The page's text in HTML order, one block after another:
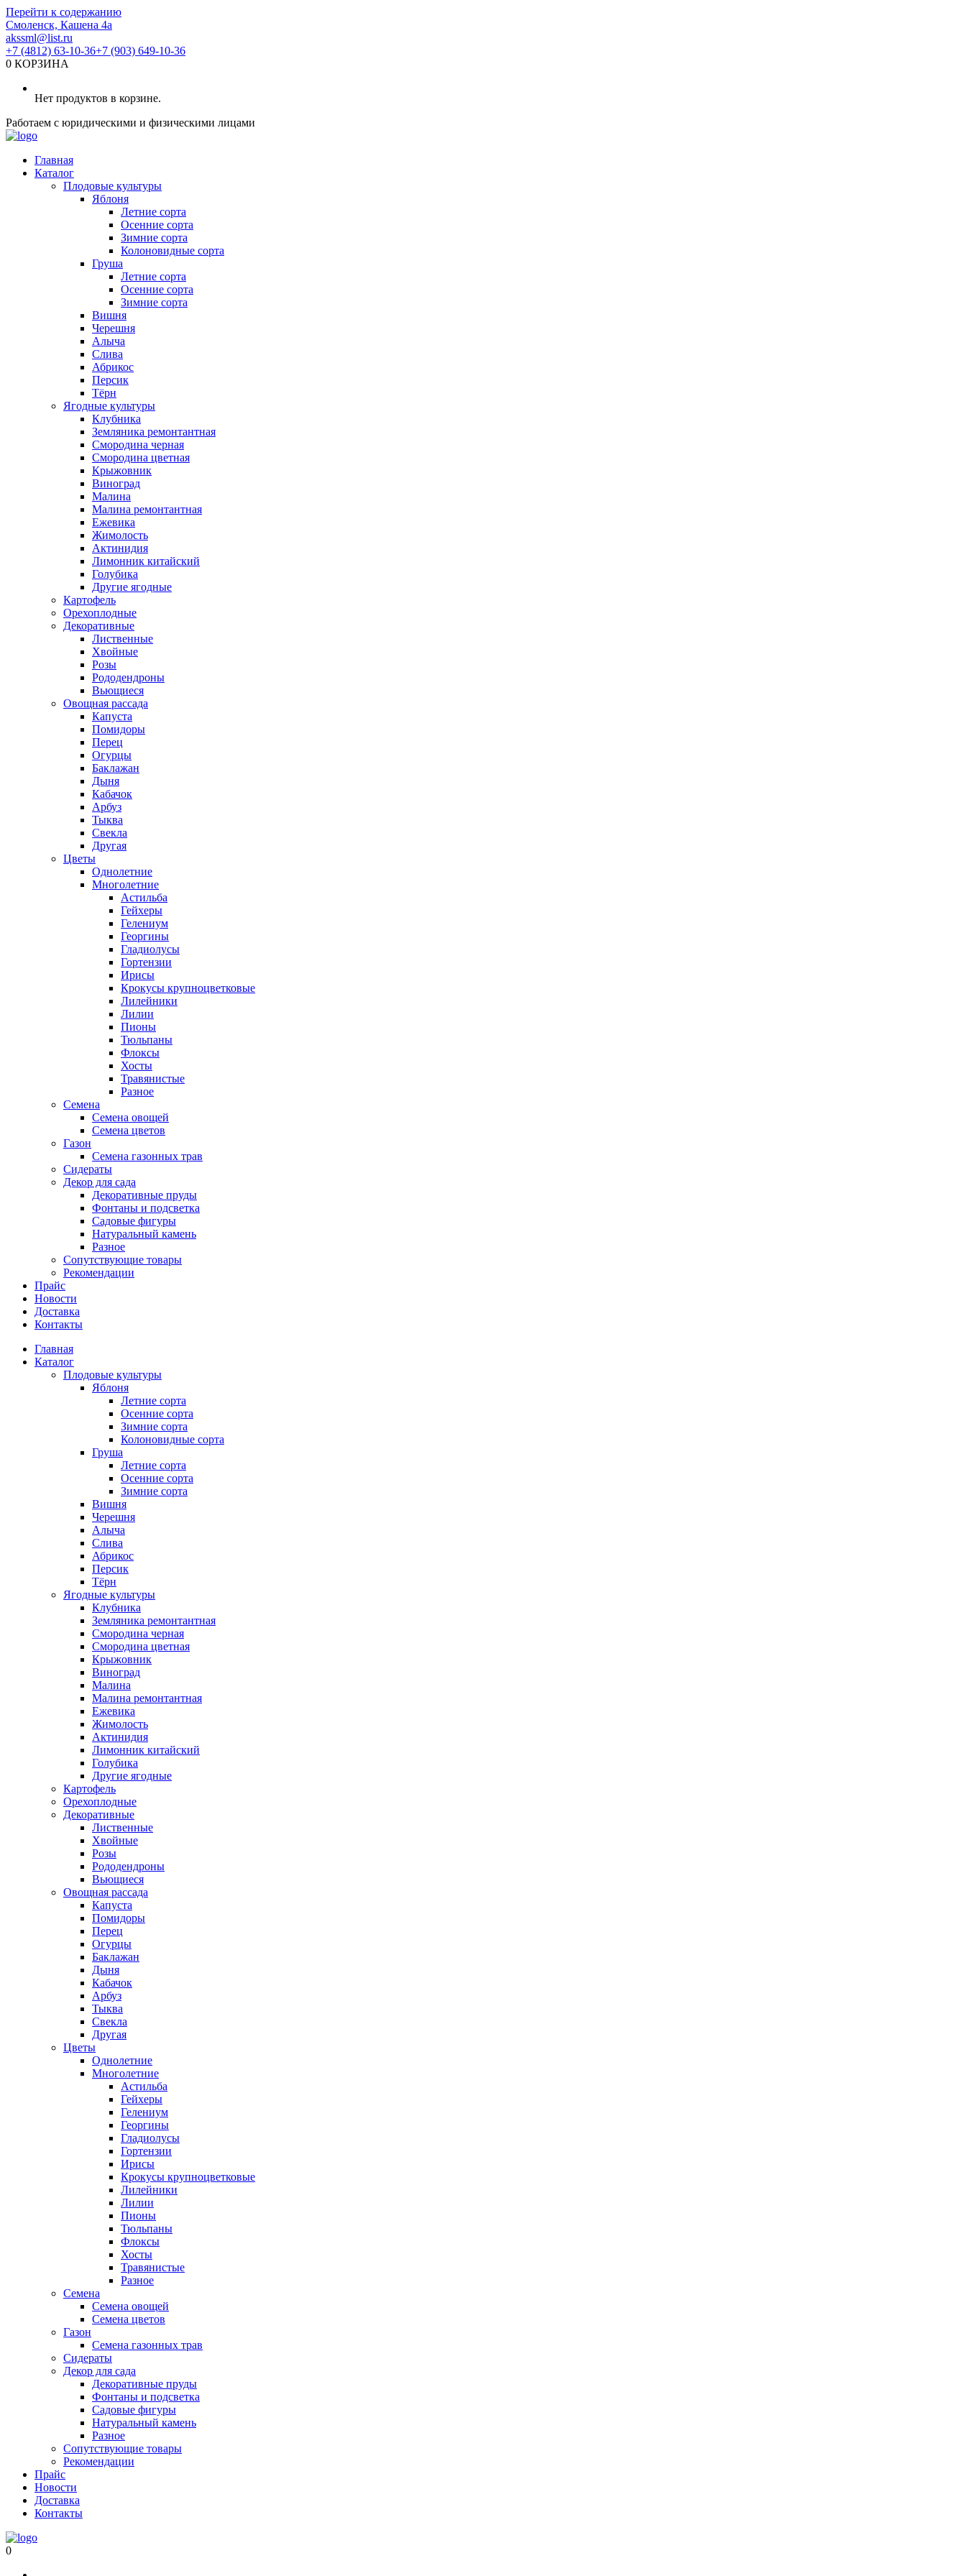
Перейти к содержанию
Смоленск, Кашена 4а
akssml@list.ru
+7 (4812) 63-10-36+7 (903) 649-10-36
0 КОРЗИНА
Нет продуктов в корзине.
Работаем с юридическими и физическими лицами
Главная
Каталог
Плодовые культуры
Яблоня
Летние сорта
Осенние сорта
Зимние сорта
Колоновидные сорта
Груша
Летние сорта
Осенние сорта
Зимние сорта
Вишня
Черешня
Алыча
Слива
Абрикос
Персик
Тёрн
Ягодные культуры
Клубника
Земляника ремонтантная
Смородина черная
Смородина цветная
Крыжовник
Виноград
Малина
Малина ремонтантная
Ежевика
Жимолость
Актинидия
Лимонник китайский
Голубика
Другие ягодные
Картофель
Орехоплодные
Декоративные
Лиственные
Хвойные
Розы
Рододендроны
Вьющиеся
Овощная рассада
Капуста
Помидоры
Перец
Огурцы
Баклажан
Дыня
Кабачок
Арбуз
Тыква
Свекла
Другая
Цветы
Однолетние
Многолетние
Астильба
Гейхеры
Гелениум
Георгины
Гладиолусы
Гортензии
Ирисы
Крокусы крупноцветковые
Лилейники
Лилии
Пионы
Тюльпаны
Флоксы
Хосты
Травянистые
Разное
Семена
Семена овощей
Семена цветов
Газон
Семена газонных трав
Сидераты
Декор для сада
Декоративные пруды
Фонтаны и подсветка
Садовые фигуры
Натуральный камень
Разное
Сопутствующие товары
Рекомендации
Прайс
Новости
Доставка
Контакты
Главная
Каталог
Плодовые культуры
Яблоня
Летние сорта
Осенние сорта
Зимние сорта
Колоновидные сорта
Груша
Летние сорта
Осенние сорта
Зимние сорта
Вишня
Черешня
Алыча
Слива
Абрикос
Персик
Тёрн
Ягодные культуры
Клубника
Земляника ремонтантная
Смородина черная
Смородина цветная
Крыжовник
Виноград
Малина
Малина ремонтантная
Ежевика
Жимолость
Актинидия
Лимонник китайский
Голубика
Другие ягодные
Картофель
Орехоплодные
Декоративные
Лиственные
Хвойные
Розы
Рододендроны
Вьющиеся
Овощная рассада
Капуста
Помидоры
Перец
Огурцы
Баклажан
Дыня
Кабачок
Арбуз
Тыква
Свекла
Другая
Цветы
Однолетние
Многолетние
Астильба
Гейхеры
Гелениум
Георгины
Гладиолусы
Гортензии
Ирисы
Крокусы крупноцветковые
Лилейники
Лилии
Пионы
Тюльпаны
Флоксы
Хосты
Травянистые
Разное
Семена
Семена овощей
Семена цветов
Газон
Семена газонных трав
Сидераты
Декор для сада
Декоративные пруды
Фонтаны и подсветка
Садовые фигуры
Натуральный камень
Разное
Сопутствующие товары
Рекомендации
Прайс
Новости
Доставка
Контакты
0